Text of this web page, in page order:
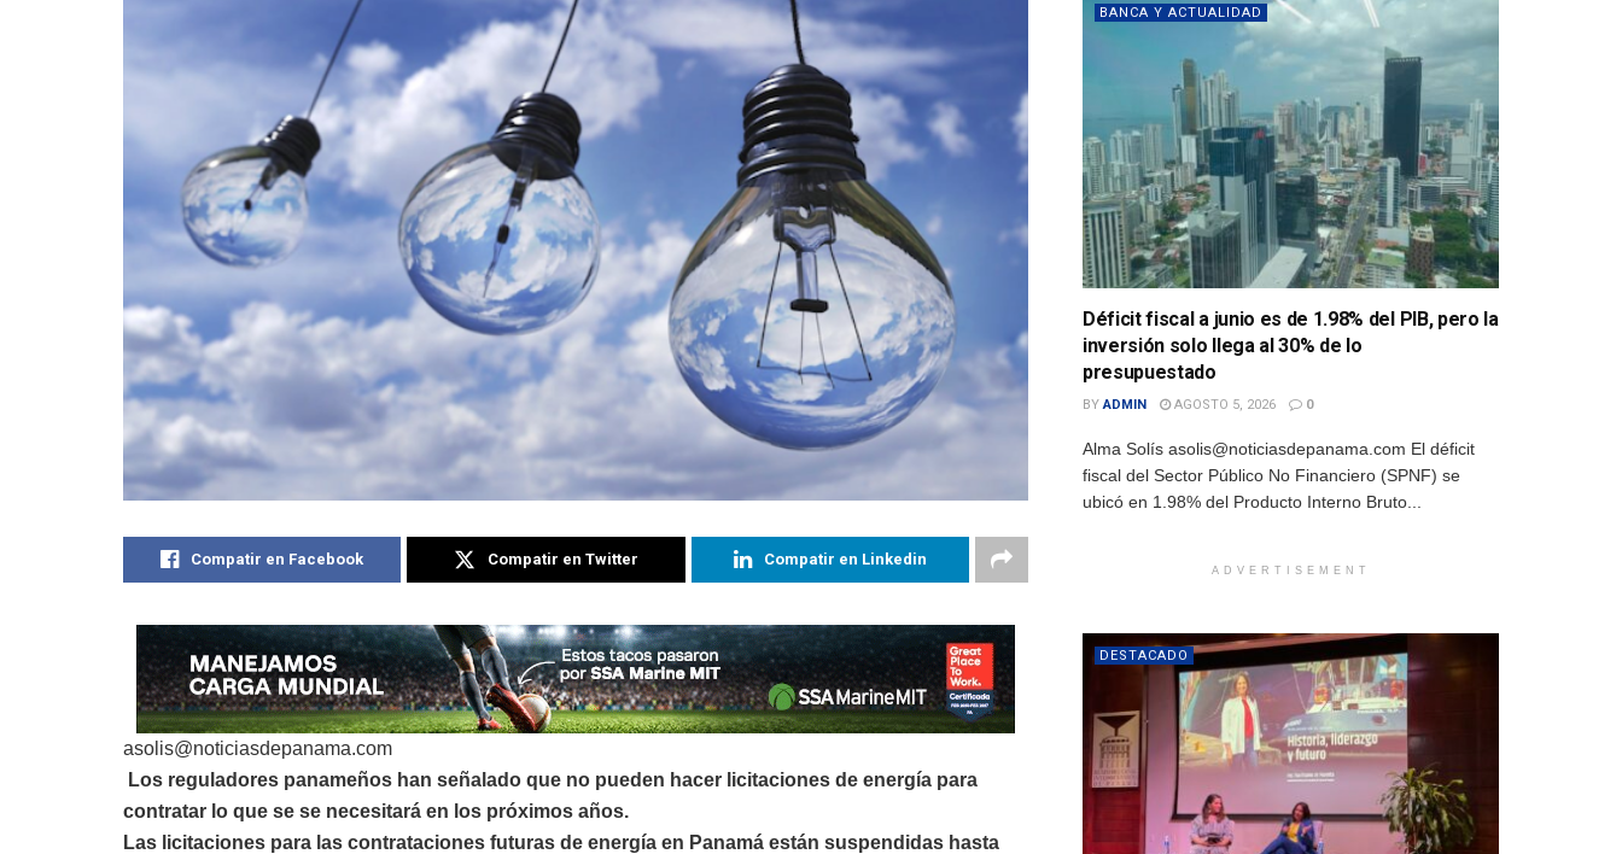
Compatir en Facebook Compatir en Twitter Compatir en Linkedin
asolis@noticiasdepanama.com
Los reguladores panameños han señalado que no pueden hacer licitaciones de energía para
contratar lo que se se necesitará en los próximos años.
Las licitaciones para las contrataciones futuras de energía en Panamá están suspendidas hasta
BANCA Y ACTUALIDAD
Déficit fiscal a junio es de 1.98% del PIB, pero la
inversión solo llega al 30% de lo
presupuestado
BY ADMIN AGOSTO 5, 2026 0
Alma Solís asolis@noticiasdepanama.com El déficit
fiscal del Sector Público No Financiero (SPNF) se
ubicó en 1.98% del Producto Interno Bruto...
ADVERTISEMENT
DESTACADO